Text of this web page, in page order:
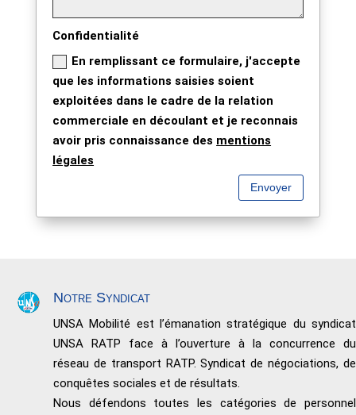
Confidentialité
En remplissant ce formulaire, j'accepte
que les informations saisies soient
exploitées dans le cadre de la relation
commerciale en découlant et je reconnais
avoir pris connaissance des mentions
légales
Envoyer
Notre Syndicat
UNSA Mobilité est l’émanation stratégique du syndicat
UNSA RATP face à l’ouverture à la concurrence du
réseau de transport RATP. Syndicat de négociations, de
conquêtes sociales et de résultats.
Nous défendons toutes les catégories de personnel